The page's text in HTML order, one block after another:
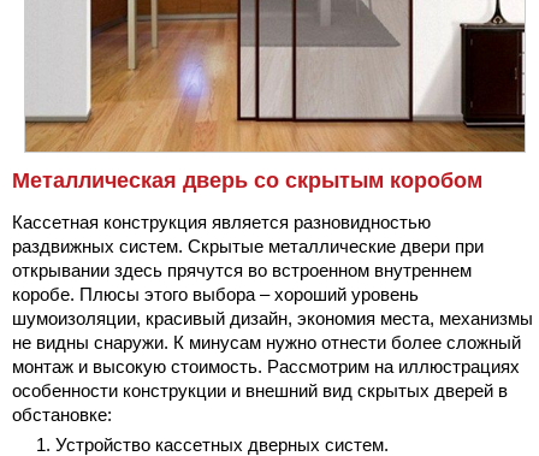
Металлическая дверь со скрытым коробом
Кассетная конструкция является разновидностью
раздвижных систем. Скрытые металлические двери при
открывании здесь прячутся во встроенном внутреннем
коробе. Плюсы этого выбора – хороший уровень
шумоизоляции, красивый дизайн, экономия места, механизмы
не видны снаружи. К минусам нужно отнести более сложный
монтаж и высокую стоимость. Рассмотрим на иллюстрациях
особенности конструкции и внешний вид скрытых дверей в
обстановке:
Устройство кассетных дверных систем.